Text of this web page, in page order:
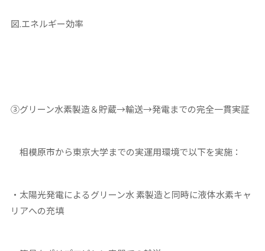
図.エネルギー効率
③グリーン水素製造＆貯蔵→輸送→発電までの完全一貫実証
相模原市から東京大学までの実運用環境で以下を実施：
・太陽光発電によるグリーン水 素製造と同時に液体水素キャ
リアへの充填